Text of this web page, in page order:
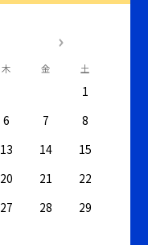
木 金 土
1
6 7
8
13 14
15
20 21
22
27 28
29